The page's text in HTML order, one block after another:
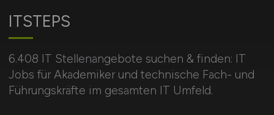
ITSTEPS
6.408 IT Stellenangebote suchen & finden: IT
Jobs für Akademiker und technische Fach- und
Führungskräfte im gesamten IT Umfeld.